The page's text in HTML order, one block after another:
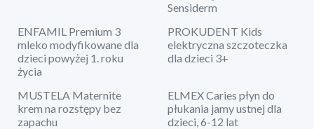
Sensiderm
ENFAMIL Premium 3
mleko modyfikowane dla
dzieci powyżej 1. roku
życia
PROKUDENT Kids
elektryczna szczoteczka
dla dzieci 3+
MUSTELA Maternite
krem na rozstępy bez
zapachu
ELMEX Caries płyn do
płukania jamy ustnej dla
dzieci, 6-12 lat